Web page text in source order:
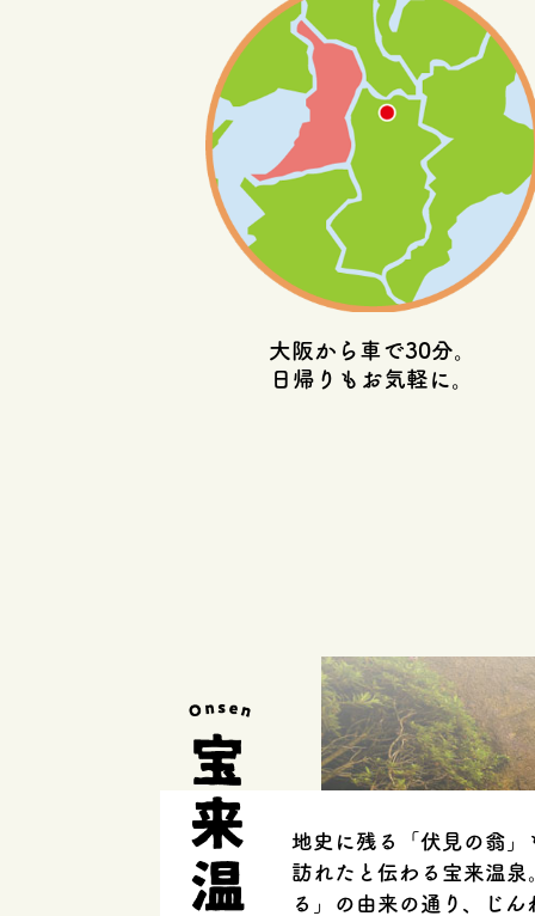
大阪から車で30分。
日帰りもお気軽に。
地史に残る「伏見の翁」
訪れたと伝わる宝来温泉
る」の由来の通り、じん